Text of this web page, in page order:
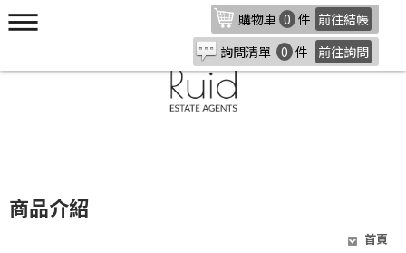
購物車 0 件 前往結帳
詢問清單 0 件 前往詢問
商品介紹
首頁